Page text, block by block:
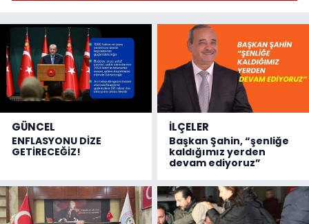
GÜNCEL
ENFLASYONU DİZE
GETİRECEĞİZ!
İLÇELER
Başkan Şahin, “şenliğe
kaldığımız yerden
devam ediyoruz”